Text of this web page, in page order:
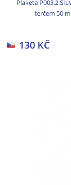
Plaketa P003.2
terčem 50
130 KČ